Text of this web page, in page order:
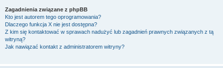
Zagadnienia związane z phpBB
Kto jest autorem tego oprogramowania?
Dlaczego funkcja X nie jest dostępna?
Z kim się kontaktować w sprawach nadużyć lub zagadnień prawnych związanych z tą
witryną?
Jak nawiązać kontakt z administratorem witryny?